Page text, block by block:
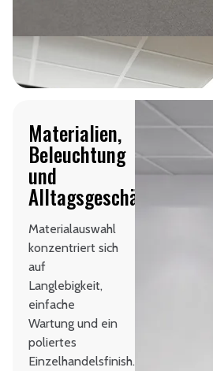
Materialien,
Beleuchtung
und
Alltagsgeschäftsfunktion
Materialauswahl
konzentriert sich
auf
Langlebigkeit,
einfache
Wartung und ein
poliertes
Einzelhandelsfinish.